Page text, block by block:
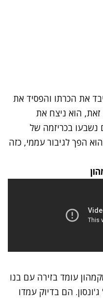
את הכרתו והפסיד את
הוא ניצח את
בכריזמה של
הפך לגיבור עממי, כזה
15. וינס מקמהון עומד בזירה עם בנו
ג'ונסון. הם בדיוק עמדו